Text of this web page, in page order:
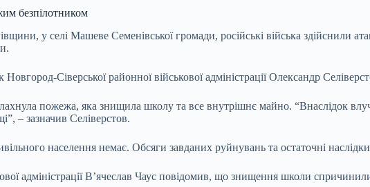
безпілотником
у селі Машеве Семенівської громади, російські війська здійснили
Сіверської районної військової адміністрації Олександр
пожежа, яка знищила школу та все внутрішнє майно. “Внаслідок
– зазначив Селіверстов.
населення немає. Обсяги завданих руйнувань та остаточні
адміністрації В’ячеслав Чаус повідомив, що знищення школи